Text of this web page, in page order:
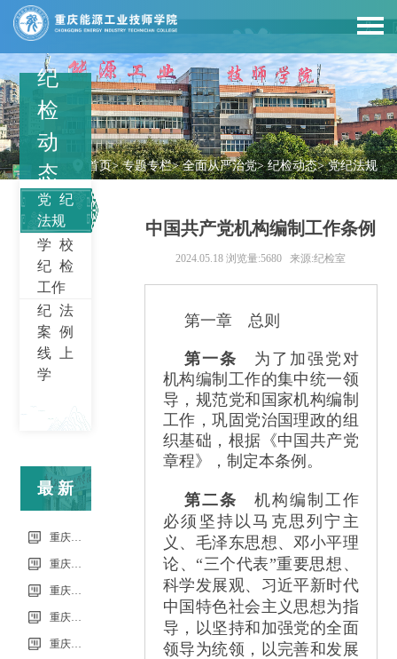
首页>专题专栏>全面从严治党>纪检动态>党纪法规
纪
检
动
态
党纪
法规
学校
纪检
工作
纪法
案例
线上
学
最新
信息
中国共产党机构编制工作条例
2024.05.18 浏览量:5680 来源:纪检室
第一章 总则
第一条 为了加强党对
机构编制工作的集中统一领
导，规范党和国家机构编制
工作，巩固党治国理政的组
织基础，根据《中国共产党
章程》，制定本条例。
第二条 机构编制工作
必须坚持以马克思列宁主
义、毛泽东思想、邓小平理
论、 “三个代表”重要思想、
科学发展观、习近平新时代
中国特色社会主义思想为指
导，以坚持和加强党的全面
领导为统领，以完善和发展